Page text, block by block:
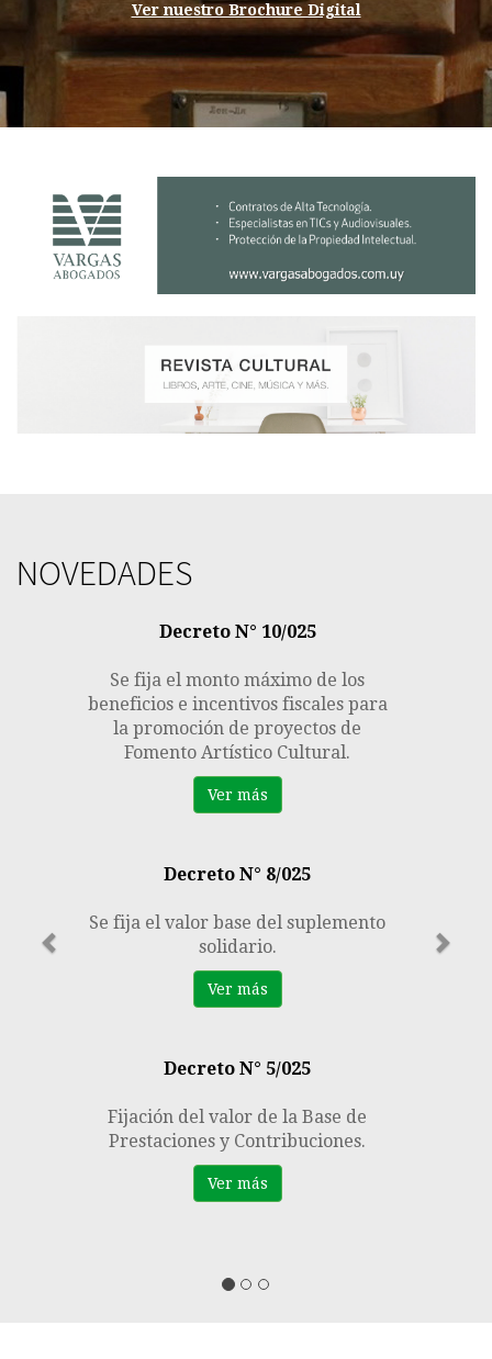
Ver nuestro Brochure Digital
NOVEDADES
Decreto N° 10/025
Se fija el monto máximo de los
beneficios e incentivos fiscales para
la promoción de proyectos de
Fomento Artístico Cultural.
Ver más
Decreto N° 8/025
Se fija el valor base del suplemento
solidario.
Ver más
Decreto N° 5/025
Fijación del valor de la Base de
Prestaciones y Contribuciones.
Ver más